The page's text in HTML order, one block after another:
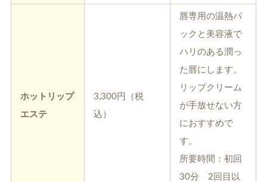
ホットリップ
エステ
3,300円（税
込）
唇専用の温熱パ
ックと美容液で
ハリのある潤っ
た唇にします。
リップクリーム
が手放せない方
におすすめで
す。
所要時間：初回
30分 2回目以